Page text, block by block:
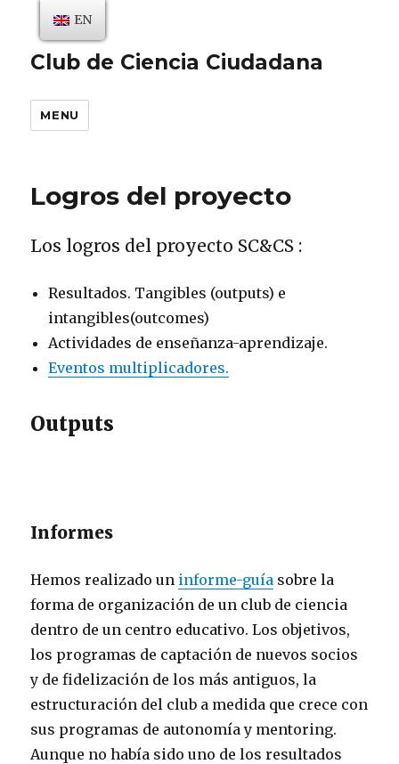
Club de Ciencia Ciudadana
MENU
Logros del proyecto
Los logros del proyecto SC&CS :
Resultados. Tangibles (outputs) e
intangibles(outcomes)
Actividades de enseñanza-aprendizaje.
Eventos multiplicadores.
Outputs
Informes
Hemos realizado un informe-guía sobre la
forma de organización de un club de ciencia
dentro de un centro educativo. Los objetivos,
los programas de captación de nuevos socios
y de fidelización de los más antiguos, la
estructuración del club a medida que crece con
sus programas de autonomía y mentoring.
Aunque no había sido uno de los resultados
EN